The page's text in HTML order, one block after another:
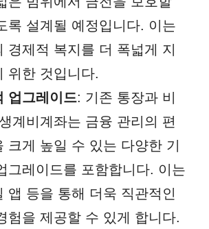
록 설계될 예정입니다. 이는
경제적 복지를 더 폭넓게 지
위한 것입니다.
업그레이드: 기존 통장과 비
계비계좌는 금융 관리의 편
크게 높일 수 있는 다양한 기
그레이드를 포함합니다. 이는
앱 등을 통해 더욱 직관적인
험을 제공할 수 있게 합니다.